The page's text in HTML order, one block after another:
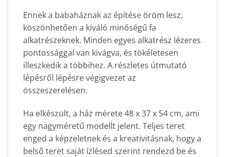
Ennek a babaháznak az építése öröm lesz,
köszönhetően a kiváló minőségű fa
alkatrészeknek. Minden egyes alkatrész lézeres
pontossággal van kivágva, és tökéletesen
illeszkedik a többihez. A részletes útmutató
lépésről lépésre végigvezet az
összeszerelésen.
Ha elkészült, a ház mérete 48 x 37 x 54 cm, ami
egy nagyméretű modellt jelent. Teljes teret
enged a képzeletnek és a kreativitásnak, hogy a
belső teret saját ízlésed szerint rendezd be és